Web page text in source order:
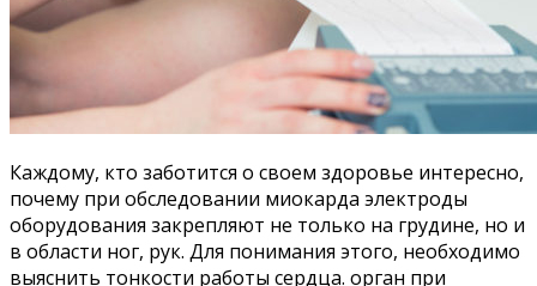
Каждому, кто заботится о своем здоровье интересно,
почему при обследовании миокарда электроды
оборудования закрепляют не только на грудине, но и
в области ног, рук. Для понимания этого, необходимо
выяснить тонкости работы сердца. орган при